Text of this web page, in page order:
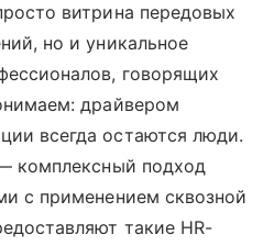
витрина передовых
но и уникальное
говорящих
драйвером
всегда остаются люди.
комплексный подход
с применением сквозной
такие HR-